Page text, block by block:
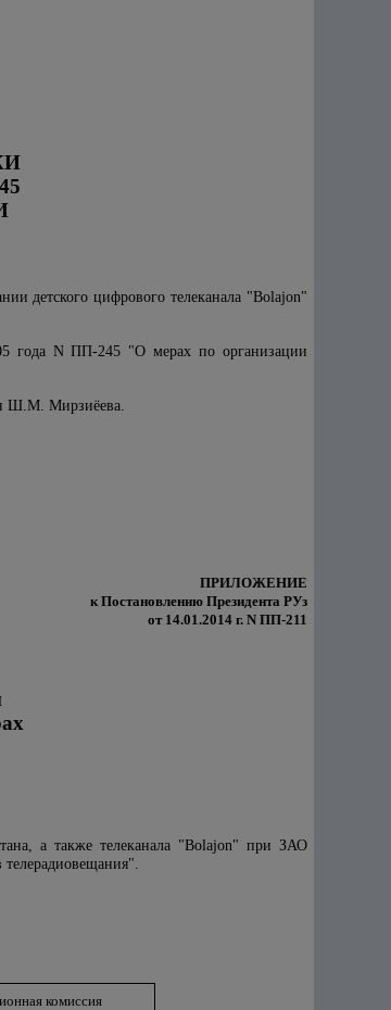
детского цифрового телеканала "Bolajon"
года N ПП-245 "О мерах по организации
Ш.М. Мирзиёева.
ПРИЛОЖЕНИЕ
к Постановлению Президента РУз
от 14.01.2014 г. N ПП-211
а также телеканала "Bolajon" при ЗАО
телерадиовещания".
комиссия